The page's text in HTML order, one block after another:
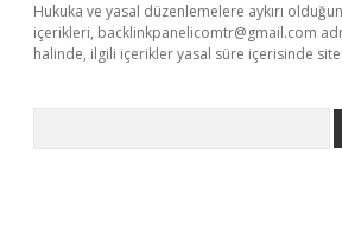
Hukuka ve yasal düzenlemelere aykırı
içerikleri, backlinkpanelicomtr@gmail.com
halinde, ilgili içerikler yasal süre içerisinde